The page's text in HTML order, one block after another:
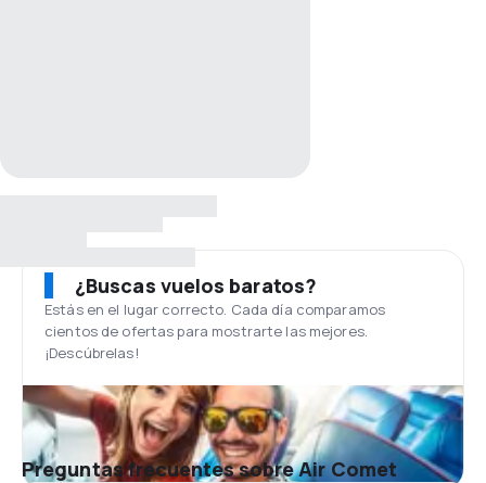
¿Buscas vuelos baratos?
Estás en el lugar correcto. Cada día comparamos
cientos de ofertas para mostrarte las mejores.
¡Descúbrelas!
Preguntas frecuentes sobre Air Comet